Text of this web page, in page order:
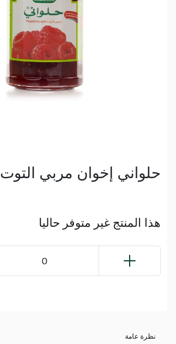
حلواني إخوان مربي التوت 200 غ
هذا المنتج غير متوفر حاليا
0
نظرة عامة